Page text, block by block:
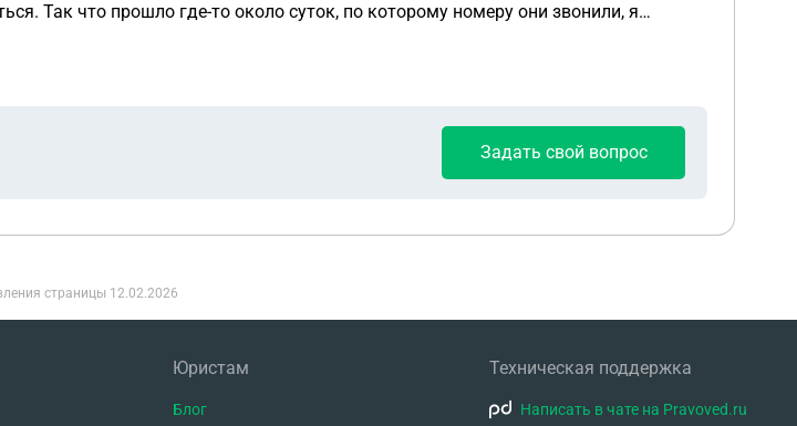
Так что прошло где-то около суток, по которому номеру они звонили, я
Задать свой вопрос
страницы 12.02.2026
Юристам
Блог
Техническая поддержка
Написать в чате на Pravoved.ru